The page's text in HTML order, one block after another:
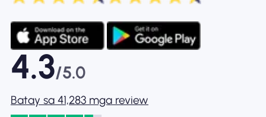
4.3/5.0
Batay sa 41,283 mga review